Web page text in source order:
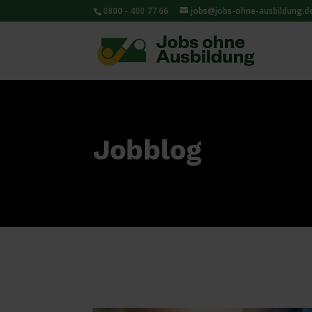
0800 - 400 77 66 jobs@jobs-ohne-
Jobblog